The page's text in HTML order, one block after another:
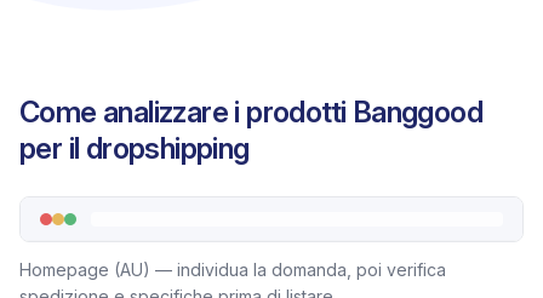
Come analizzare i prodotti Banggood
per il dropshipping
Homepage (AU) — individua la domanda, poi verifica